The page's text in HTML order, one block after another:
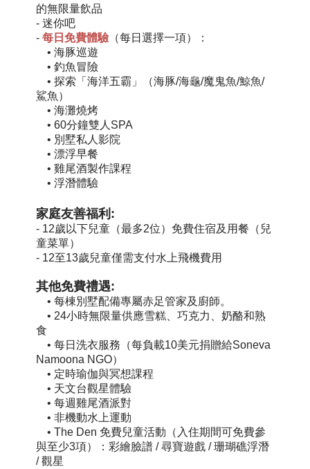
的無限量飲品
- 迷你吧
-每日免費體驗 （每日選擇一項）：
•海豚巡遊
•釣魚冒險
•探索「海洋五霸」（海豚/海龜/魔鬼魚/鯨魚/
鯊魚）
•海灘燒烤
•60分鐘雙人SPA
• 別墅私人影院
•漂浮早餐
•雞尾酒製作課程
•浮潛體驗
家庭友善福利:
- 12歲以下兒童（最多2位）免費住宿及用餐（兒
童菜單）
- 12至13歲兒童僅需支付水上飛機費用
其他免費禮遇:
•每棟別墅配備專屬赤足管家及廚師。
• 24小時無限量供應雪糕、巧克力、奶酪和熟
食
•每日洗衣服務（每負載10美元捐贈給Soneva
Namoona NGO）
• 定時瑜伽與冥想課程
• 天文台觀星體驗
•每週雞尾酒派對
•非機動水上運動
•The Den 免費兒童活動（入住期間可免費參
與至少3項）：彩繪臉譜 / 尋寶遊戲 / 珊瑚礁浮潛
/ 觀星